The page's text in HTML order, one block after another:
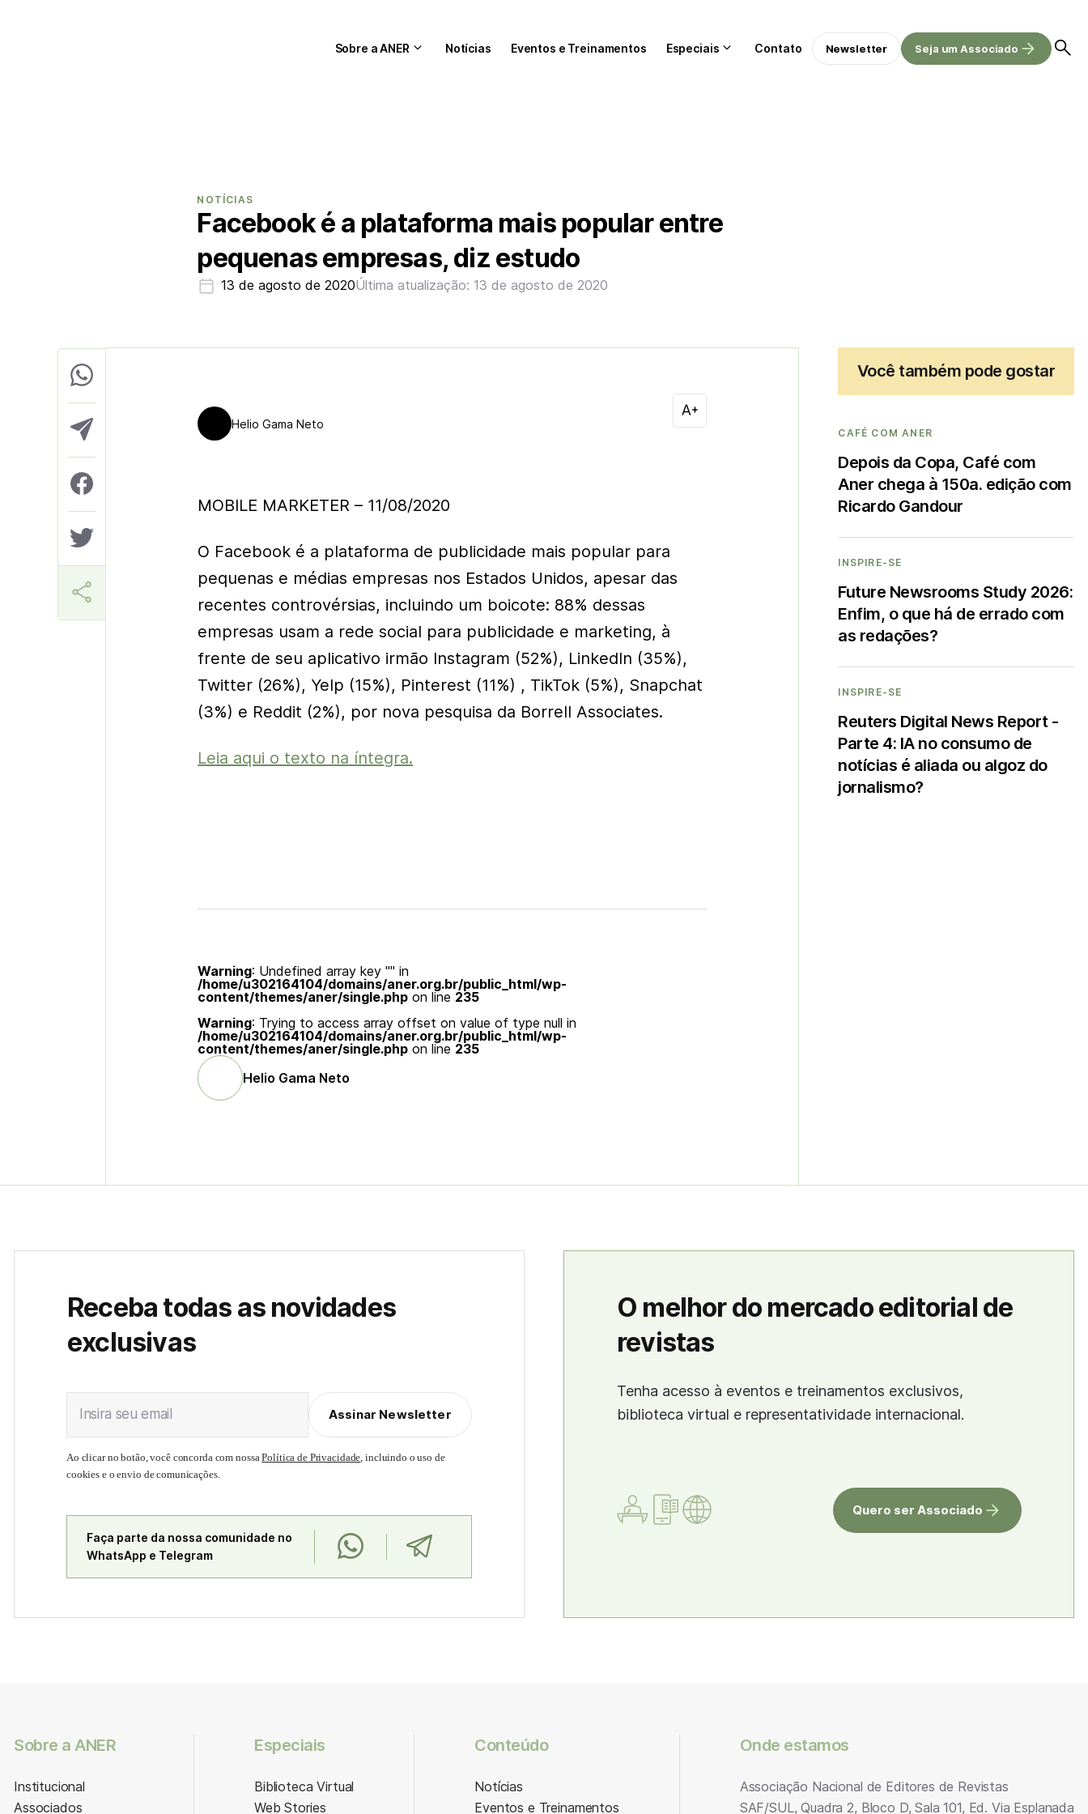
Sobre a ANER Notícias Eventos e Treinamentos Especiais Contato Newsletter Seja um Associado
NOTÍCIAS
Facebook é a plataforma mais popular entre
pequenas empresas, diz estudo
13 de agosto de 2020Última atualização: 13 de agosto de 2020
Helio Gama Neto
MOBILE MARKETER – 11/08/2020
O Facebook é a plataforma de publicidade mais popular para
pequenas e médias empresas nos Estados Unidos, apesar das
recentes controvérsias, incluindo um boicote: 88% dessas
empresas usam a rede social para publicidade e marketing, à
frente de seu aplicativo irmão Instagram (52%), LinkedIn (35%),
Twitter (26%), Yelp (15%), Pinterest (11%) , TikTok (5%), Snapchat
(3%) e Reddit (2%), por nova pesquisa da Borrell Associates.
Leia aqui o texto na íntegra.
Warning: Undefined array key "" in
/home/u302164104/domains/aner.org.br/public_html/wp-
content/themes/aner/single.php on line 235
Warning: Trying to access array offset on value of type null in
/home/u302164104/domains/aner.org.br/public_html/wp-
content/themes/aner/single.php on line 235
Helio Gama Neto
Você também pode gostar
CAFÉ COM ANER
Depois da Copa, Café com
Aner chega à 150a. edição com
Ricardo Gandour
INSPIRE-SE
Future Newsrooms Study 2026:
Enfim, o que há de errado com
as redações?
INSPIRE-SE
Reuters Digital News Report -
Parte 4: IA no consumo de
notícias é aliada ou algoz do
jornalismo?
Receba todas as novidades
exclusivas
Insira seu email Assinar Newsletter
Ao clicar no botão, você concorda com nossaPolítica de Privacidade, incluindo o uso de
cookies e o envio de comunicações.
Faça parte da nossa comunidade no
WhatsApp e Telegram
O melhor do mercado editorial de
revistas
Tenha acesso à eventos e treinamentos exclusivos,
biblioteca virtual e representatividade internacional.
Quero ser Associado
Sobre a ANER
Institucional
Associados
Especiais
Biblioteca Virtual
Web Stories
Conteúdo
Notícias
Eventos e Treinamentos
Onde estamos
Associação Nacional de Editores de Revistas
SAF/SUL, Quadra 2, Bloco D, Sala 101, Ed. Via Esplanada